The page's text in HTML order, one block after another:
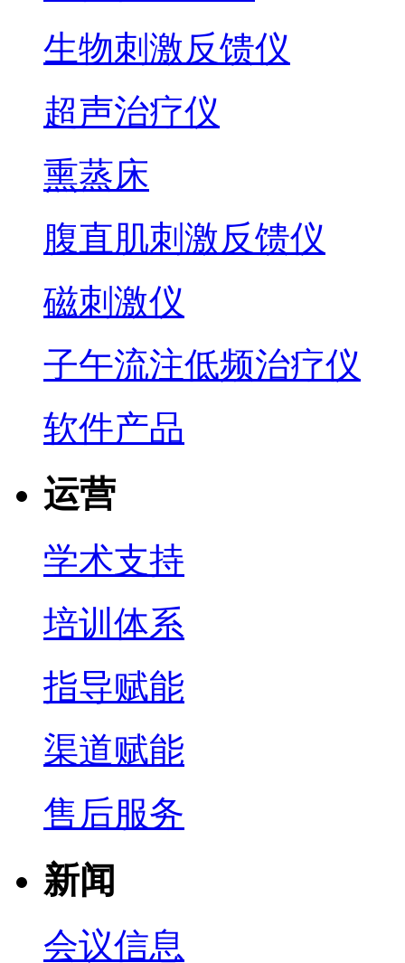
生物刺激反馈仪
超声治疗仪
熏蒸床
腹直肌刺激反馈仪
磁刺激仪
子午流注低频治疗仪
软件产品
运营
学术支持
培训体系
指导赋能
渠道赋能
售后服务
新闻
会议信息